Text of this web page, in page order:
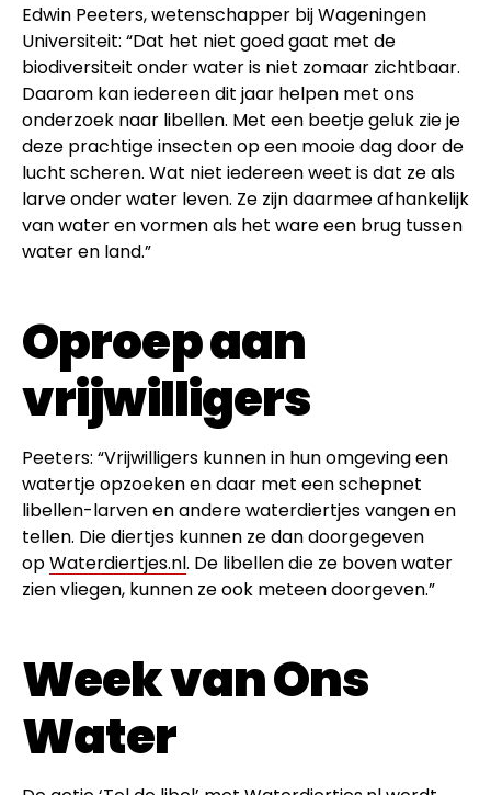
Edwin Peeters, wetenschapper bij Wageningen
Universiteit: “Dat het niet goed gaat met de
biodiversiteit onder water is niet zomaar zichtbaar.
Daarom kan iedereen dit jaar helpen met ons
onderzoek naar libellen. Met een beetje geluk zie je
deze prachtige insecten op een mooie dag door de
lucht scheren. Wat niet iedereen weet is dat ze als
larve onder water leven. Ze zijn daarmee afhankelijk
van water en vormen als het ware een brug tussen
water en land.”
Oproep aan
vrijwilligers
Peeters: “Vrijwilligers kunnen in hun omgeving een
watertje opzoeken en daar met een schepnet
libellen-larven en andere waterdiertjes vangen en
tellen. Die diertjes kunnen ze dan doorgegeven
opWaterdiertjes.nl. De libellen die ze boven water
zien vliegen, kunnen ze ook meteen doorgeven.”
Week van Ons
Water